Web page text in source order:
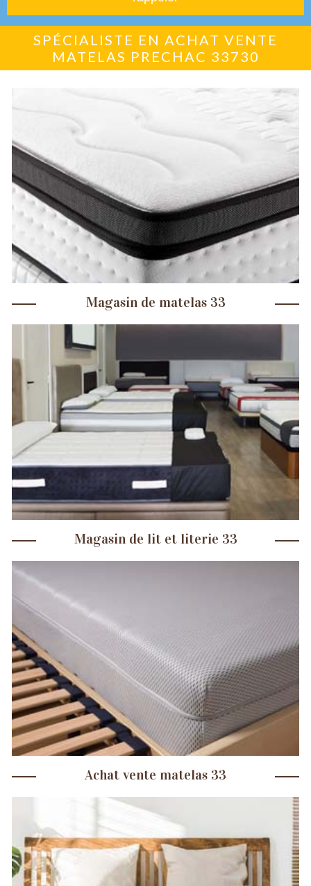
SPÉCIALISTE EN ACHAT VENTE
MATELAS PRECHAC 33730
Magasin de matelas 33
Magasin de lit et literie 33
Achat vente matelas 33